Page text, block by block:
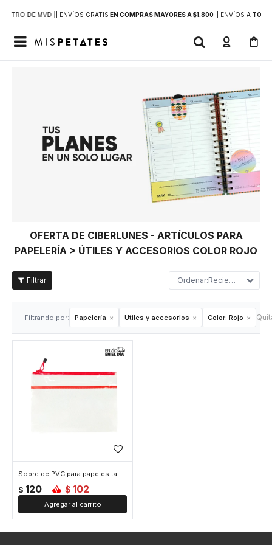
DE MVD | | ENVÍOS GRATIS EN COMPRAS MAYORES A $1.800 | ENVÍOS ATODO

OFERTA DE CIBERLUNES - ARTÍCULOS PARA
PAPELERÍA > ÚTILES Y ACCESORIOS COLOR ROJO
Recientes
Filtrando por: Papelería Útiles y accesorios Color: Rojo
Sobre de PVC para papeles tamaño A4 - Rojo
$ 120 $ 102